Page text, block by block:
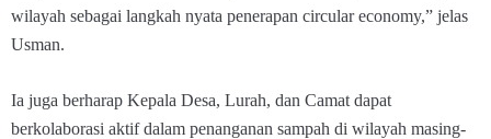
wilayah sebagai langkah nyata penerapan circular economy,” jelas
Usman.
Ia juga berharap Kepala Desa, Lurah, dan Camat dapat
berkolaborasi aktif dalam penanganan sampah di wilayah masing-